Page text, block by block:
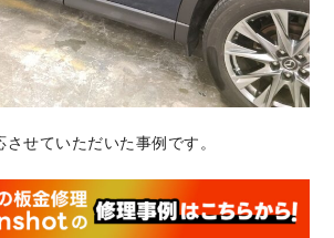
せていただいた事例です。